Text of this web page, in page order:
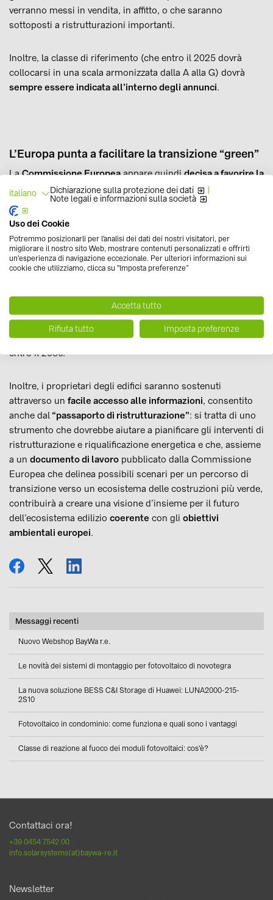
verranno messi in vendita, in affitto, o che saranno
sottoposti a ristrutturazioni importanti.
Inoltre, la classe di riferimento (che entro il 2025 dovrà
collocarsi in una scala armonizzata dalla A alla G) dovrà
sempre essere indicata all’interno degli annunci.
L’Europa punta a facilitare la transizione “green”
LaCommissione Europeaappare quindidecisa a favorire la
transizione degli edifici verso un futuro energetico più
pulito
, e così ha deciso di inserire nel Green Deal una serie
di iniziative che abbiano questa finalità.
Innanzitutto, ipiani di ristrutturazionedi tutti i paesi
membri dovranno essere inseriti all’interno delPNIEC
permettere di stilare delletabelle di marciaper eliminare
gradualmente i combustibili fossili per il riscaldamento e il
raffreddamento al massimo entro il 2040 e per trasformare
l’intero parco edilizio europeo in edifici a zero emissioni
entro il 2050.
Inoltre, i proprietari degli edifici saranno sostenuti
attraverso un facile accesso alle informazioni, consentito
anche dal “passaporto di ristrutturazione”: si tratta di uno
strumento che dovrebbe aiutare a pianificare gli interventi di
ristrutturazione e riqualificazione energetica e che, assieme
a un documento di lavoro pubblicato dalla Commissione
Europea che delinea possibili scenari per un percorso di
transizione verso un ecosistema delle costruzioni più verde,
contribuirà a creare una visione d’insieme per il futuro
dell’ecosistema edilizio coerente con gli obiettivi
ambientali europei.
condividi
tweetcondividi
Messaggi recenti
Nuovo Webshop BayWa r.e.
Le novità dei sistemi di montaggio per fotovoltaico di novotegra
La nuova soluzione BESS C&I Storage di Huawei: LUNA2000-215-
2S10
Fotovoltaico in condominio: come funziona e quali sono i vantaggi
Classe di reazione al fuoco dei moduli fotovoltaici: cos'è?
Contattaci ora!
+39 0454 7542 00
info.solarsystems(at)baywa-re.it
Newsletter
italiano Dichiarazione sulla protezione dei dati |
Note legali e informazioni sulla società
Uso dei Cookie
Potremmo posizionarli per l'analisi dei dati dei nostri visitatori, per
migliorare il nostro sito Web, mostrare contenuti personalizzati e offrirti
un'esperienza di navigazione eccezionale. Per ulteriori informazioni sui
cookie che utilizziamo, clicca su "Imposta preferenze”
Accetta tutto
Rifiuta tutto Imposta preferenze